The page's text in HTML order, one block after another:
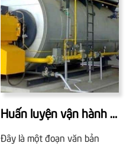
Huấn luyện vận hành lò
Đây là một đoạn văn bản